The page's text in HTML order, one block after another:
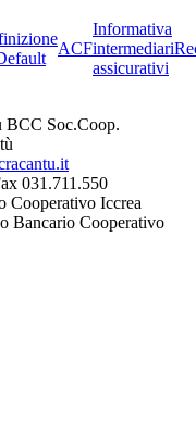
ACF
Informativa
intermediari
assicurativi
BCC Soc.Coop.
031.711.550
Cooperativo Iccrea
Bancario Cooperativo